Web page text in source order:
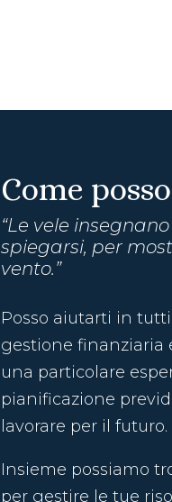
Come
“Le vele
spiegarsi, per
vento.”
Posso aiutarti in
gestione finanziaria
una particolare
pianificazione
lavorare per il futuro.
Insieme possiamo
per gestire le tue